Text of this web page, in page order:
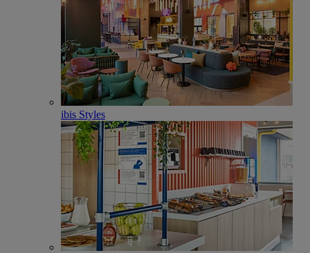
ibis Styles